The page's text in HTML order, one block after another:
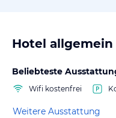
Hotel allgemein
Beliebteste
Wifi kostenfrei
Weitere Ausstattung